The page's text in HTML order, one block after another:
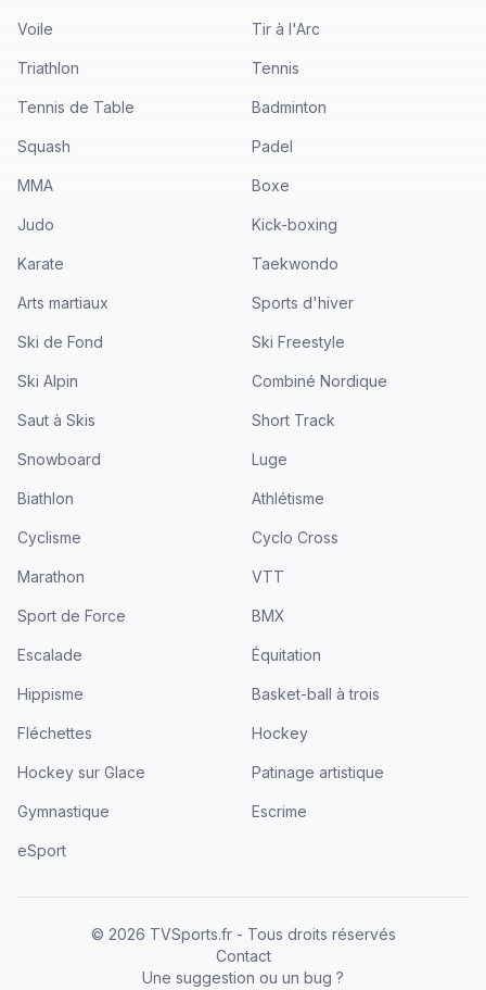
Voile Tir à l'Arc
Triathlon Tennis
Tennis de Table Badminton
Squash Padel
MMA Boxe
Judo Kick-boxing
Karate Taekwondo
Arts martiaux Sports d'hiver
Ski de Fond Ski Freestyle
Ski Alpin Combiné Nordique
Saut à Skis Short Track
Snowboard Luge
Biathlon Athlétisme
Cyclisme Cyclo Cross
Marathon VTT
Sport de Force BMX
Escalade Équitation
Hippisme Basket-ball à trois
Fléchettes Hockey
Hockey sur Glace Patinage artistique
Gymnastique Escrime
eSport
© 2026 TVSports.fr - Tous droits réservés
Contact
Une suggestion ou un bug ?